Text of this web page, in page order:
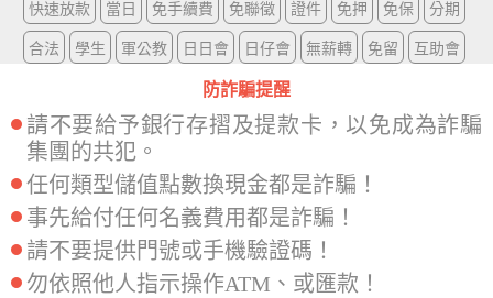
快速放款 當日 免手續費 免聯徵 證件 免押 免保 分期
合法 學生 軍公教 日日會 日仔會 無薪轉 免留 互助會
防詐騙提醒
請不要給予銀行存摺及提款卡，以免成為詐騙
集團的共犯。
任何類型儲值點數換現金都是詐騙！
事先給付任何名義費用都是詐騙！
請不要提供門號或手機驗證碼！
勿依照他人指示操作ATM、或匯款！